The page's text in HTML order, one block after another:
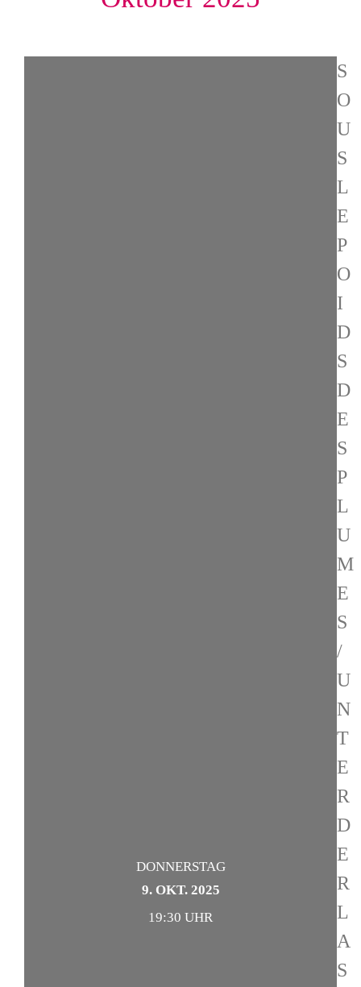
DONNERSTAG
9. OKT. 2025
19:30 UHR
S
O
U
S
L
E
P
O
I
D
S
D
E
S
P
L
U
M
E
S
/
U
N
T
E
R
D
E
R
L
A
S